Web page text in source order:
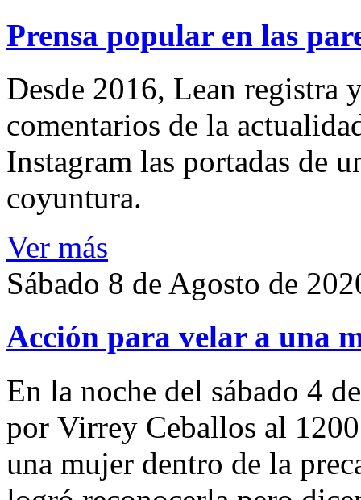
Prensa popular en las
Desde 2016, Lean registra
comentarios de la
Instagram las portadas de
coyuntura.
Ver más
Sábado 8 de Agosto de
Acción para velar a una
En la noche del sábado 4
por Virrey Ceballos al
una mujer dentro de la